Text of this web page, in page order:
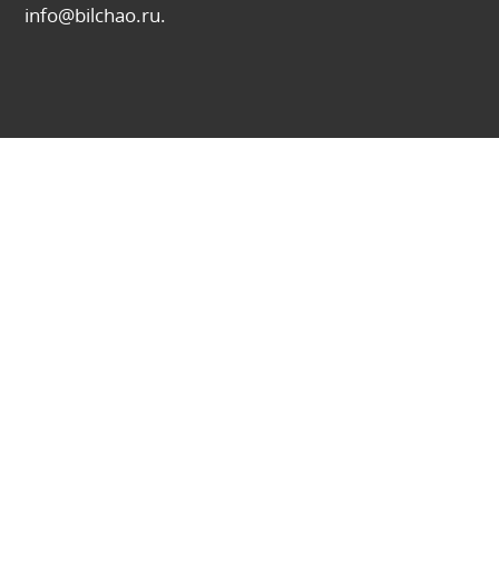
info@bilchao.ru.